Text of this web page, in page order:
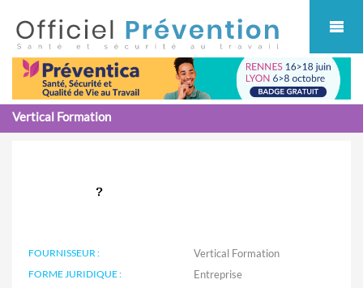
Vertical Formation
FOURNISSEUR : Vertical Formation
FORME JURIDIQUE : Entreprise